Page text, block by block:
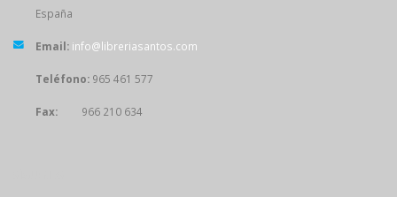
España
Email: info@libreriasantos.com
Teléfono: 965 461 577
Fax: 966 210 634